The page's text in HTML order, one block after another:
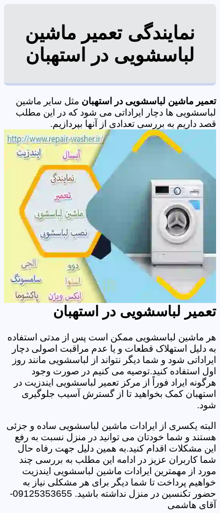
نمایندگی تعمیر ماشین
لباسشویی در استهبان
تعمیر ماشین لباسشویی در استهبان مثل سایر ماشین
لباسشویی ها دچار ایراداتی می شود که در این مطلب
قصد داریم به بررسی تعدادی از آنها بپردازیم.
تعمیر لباسشویی در استهبان
هر ماشین لباسشویی ممکن است پس از مدتی استفاده
به دلیل استهلاک قطعات و یا عدم مراقبت اصولی دچار
ایراداتی شود و شما دیگر نتواند از لباسشویی مانند روز
اول استفاده کنید.توصیه می کنیم در صورت وجود
هرگونه ایراد فوراً از مرکز تعمیر لباسشویی ایندزیت در
استهبان کمک بخواهید تا از گسترش آسیب جلوگیری
شود.
البته یکسری از ایرادات ماشین لباسشویی ساده و جزئی
هستند و شما خودتان می توانید در منزل نسبت به رفع
این مشکلات اقدام کنید.به همین دلیل جهت رفاه حال
شما کاربران عزیز در ادامه این مطلب به بررسی چند
مورد از مهمترین ایرادات ماشین لباسشویی ایندزیت
خواهیم پرداخت تا شما دیگر برای هر مشکلی نیاز به
حضور تکنسین در منزل نداشته باشید. 09125353655-
آقای هاشمی